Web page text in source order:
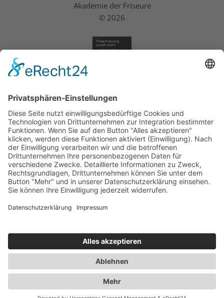
Akademie
Leitbild
Impressum
Datenschutz
Akademie der Friseure
© 2026
Warenkorb
Mein Konto
Bezahlmöglichkeiten
AGB
Widerrufsbelehrung
* Unsere Dienstleistungen sind von der Umsatzsteuer befreit!